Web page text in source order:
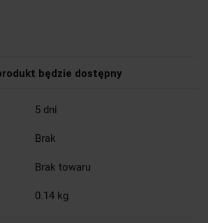
będzie dostępny
5 dni
Brak
Brak towaru
0.14 kg